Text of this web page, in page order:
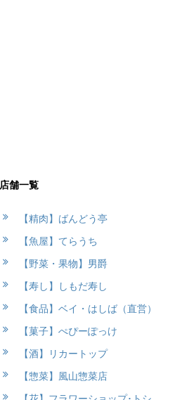
店舗一覧
【精肉】ばんどう亭
【魚屋】てらうち
【野菜・果物】男爵
【寿し】しもだ寿し
【食品】ベイ・はしば（直営）
【菓子】ぺぴーぽっけ
【酒】リカートップ
【惣菜】風山惣菜店